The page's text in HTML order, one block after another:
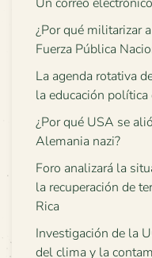
¿Por qué militarizar
Fuerza Pública
La agenda rotativa
la educación
¿Por qué USA se
Alemania nazi?
Foro analizará la
la recuperación de
Rica
Investigación de la
del clima y la